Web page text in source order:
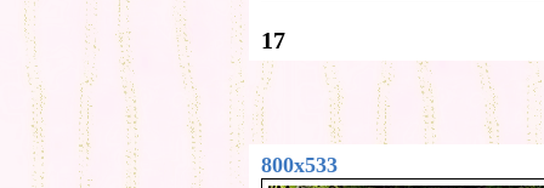
17
800x533